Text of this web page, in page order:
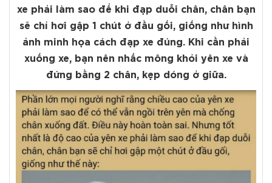
xe phải làm sao để khi đạp duỗi chân, chân bạn
sẽ chỉ hơi gập 1 chút ở đầu gối, giống như hình
ảnh minh họa cách đạp xe đúng. Khi cần phải
xuống xe, bạn nên nhấc mông khỏi yên xe và
đứng bằng 2 chân, kẹp dóng ở giữa.